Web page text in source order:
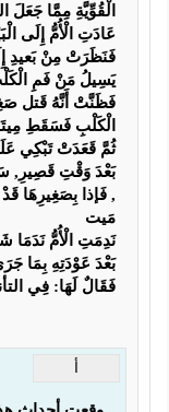
الْقُوِّيَّةِ مِمَّا جَعَلَ
عَادَتِ الْأُمُّ إِلَى
يَسِيلُ مَنْ فَمِ
الْكَلْبِ فَسَقَطِ
ثُمَّ قَعَدَتْ تَبْكِي
بَعْدَ وَقْتِ قَصِيرِ,
مَيت
بَعْدَ عَوْدَتِهِ بِمَا
فَقَالٌ لَهَا: فِي